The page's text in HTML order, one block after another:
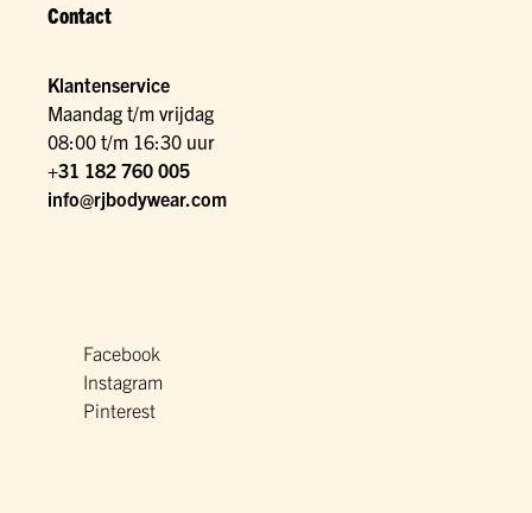
Contact
Klantenservice
Maandag t/m vrijdag
08:00 t/m 16:30 uur
+31 182 760 005
info@rjbodywear.com
Facebook
Instagram
Pinterest